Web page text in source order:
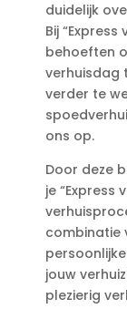
duidelijk
Bij
behoeften
verhuisdag
verder te
ons op.​
Door deze
je “Express
combinatie
jouw
plezierig